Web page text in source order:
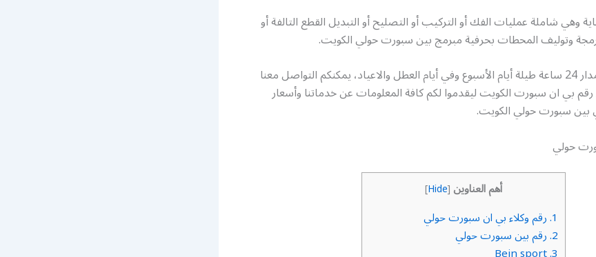
وهي شاملة عمليات الفك أو التركيب أو التصليح أو التبديل القطع التالفة أو
برمجة وتوليف المحطات بحرفية مبرمج بين سبورت حولي الكويت.
خدمتنا متاحة على مدار 24 ساعة طيلة أيام الأسبوع وفي أيام العطل والاعياد، يمكنكم التواصل معنا
بي ان سبورت الكويت ليقدموا لكم كافة المعلومات عن خدماتنا وأسعار
بين سبورت حولي الكويت.
حولي
أهم العناوين [
Hide
]
1. رقم وكلاء بي ان سبورت حولي
2. رقم بين سبورت حولي